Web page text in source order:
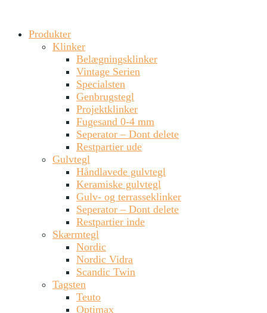
Produkter
Klinker
Belægningsklinker
Vintage Serien
Specialsten
Genbrugstegl
Projektklinker
Fugesand 0-4 mm
Seperator – Dont delete
Restpartier ude
Gulvtegl
Håndlavede gulvtegl
Keramiske gulvtegl
Gulv- og terrasseklinker
Seperator – Dont delete
Restpartier inde
Skærmtegl
Nordic
Nordic Vidra
Scandic Twin
Tagsten
Teuto
Optimax